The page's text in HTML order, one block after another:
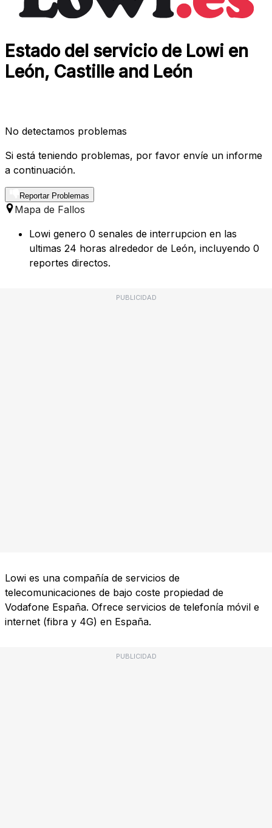
Estado del servicio de Lowi en
León, Castille and León
No detectamos problemas
Si está teniendo problemas, por favor envíe un informe
a continuación.
Reportar Problemas
Mapa de Fallos
Lowi genero 0 senales de interrupcion en las
ultimas 24 horas alrededor de León, incluyendo 0
reportes directos.
PUBLICIDAD
Lowi es una compañía de servicios de
telecomunicaciones de bajo coste propiedad de
Vodafone España. Ofrece servicios de telefonía móvil e
internet (fibra y 4G) en España.
PUBLICIDAD